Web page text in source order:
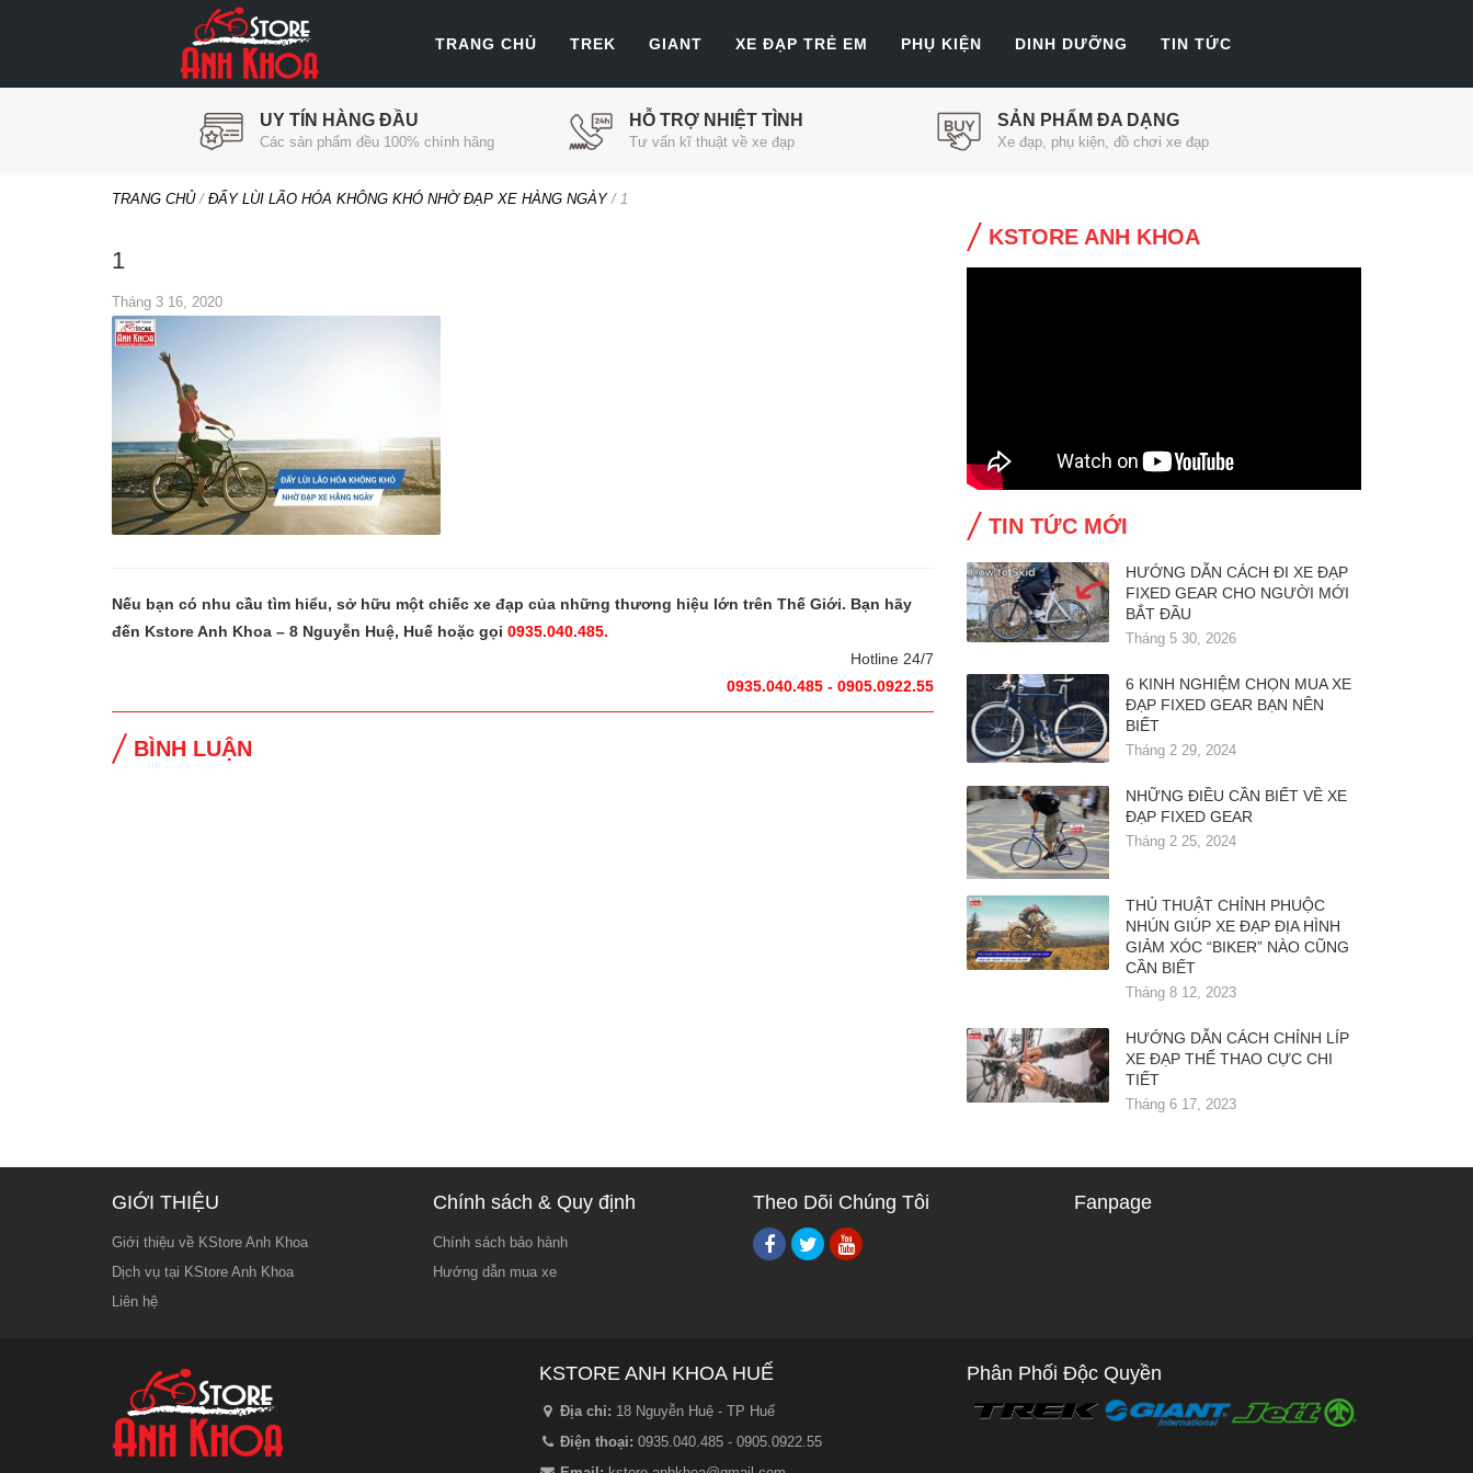
TRANG CHỦ TREK GIANT XE ĐẠP TRẺ EM PHỤ KIỆN DINH DƯỠNG TIN TỨC
UY TÍN HÀNG ĐẦU
Các sản phẩm đều 100% chính hãng
HỖ TRỢ NHIỆT TÌNH
Tư vấn kĩ thuật về xe đạp
SẢN PHẨM ĐA DẠNG
Xe đạp, phụ kiện, đồ chơi xe đạp
TRANG CHỦ/ ĐẨY LÙI LÃO HÓA KHÔNG KHÓ NHỜ ĐẠP XE HÀNG NGÀY/ 1
1
Tháng 3 16, 2020
Nếu bạn có nhu cầu tìm hiểu, sở hữu một chiếc xe đạp của những thương hiệu lớn trên Thế Giới. Bạn hãy
đến Kstore Anh Khoa – 8 Nguyễn Huệ, Huế hoặc gọi 0935.040.485.
Hotline 24/7
0935.040.485 - 0905.0922.55
BÌNH LUẬN
KSTORE ANH KHOA
TIN TỨC MỚI
HƯỚNG DẪN CÁCH ĐI XE ĐẠP
FIXED GEAR CHO NGƯỜI MỚI
BẮT ĐẦU
Tháng 5 30, 2026
6 KINH NGHIỆM CHỌN MUA XE
ĐẠP FIXED GEAR BẠN NÊN
BIẾT
Tháng 2 29, 2024
NHỮNG ĐIỀU CẦN BIẾT VỀ XE
ĐẠP FIXED GEAR
Tháng 2 25, 2024
THỦ THUẬT CHỈNH PHUỘC
NHÚN GIÚP XE ĐẠP ĐỊA HÌNH
GIẢM XÓC “BIKER” NÀO CŨNG
CẦN BIẾT
Tháng 8 12, 2023
HƯỚNG DẪN CÁCH CHỈNH LÍP
XE ĐẠP THỂ THAO CỰC CHI
TIẾT
Tháng 6 17, 2023
GIỚI THIỆU
Giới thiệu về KStore Anh Khoa
Dịch vụ tại KStore Anh Khoa
Liên hệ
Chính sách & Quy định
Chính sách bảo hành
Hướng dẫn mua xe
Theo Dõi Chúng Tôi Fanpage
KSTORE ANH KHOA HUẾ
Địa chỉ: 18 Nguyễn Huệ - TP Huế
Điện thoại: 0935.040.485 - 0905.0922.55
Phân Phối Độc Quyền